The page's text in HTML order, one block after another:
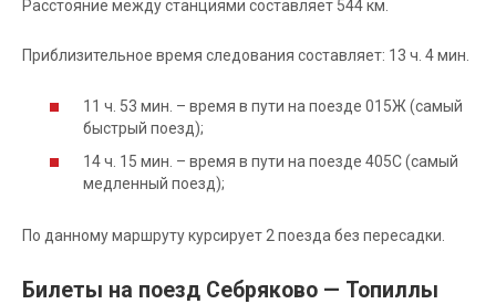
Расстояние между станциями составляет 544 км.
Приблизительное время следования составляет: 13 ч. 4 мин.
11 ч. 53 мин. – время в пути на поезде 015Ж (самый
быстрый поезд);
14 ч. 15 мин. – время в пути на поезде 405С (самый
медленный поезд);
По данному маршруту курсирует 2 поезда без пересадки.
Билеты на поезд Себряково — Топиллы